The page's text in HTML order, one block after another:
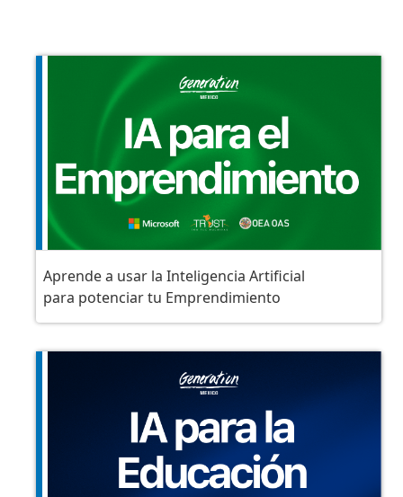
Aprende a usar la Inteligencia Artificial
para potenciar tu Emprendimiento